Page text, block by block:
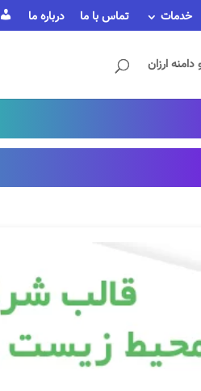
خدمات تماس با ما درباره ما
ارزان